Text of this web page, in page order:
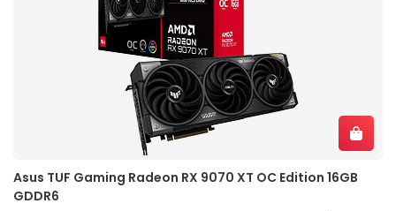
Asus TUF Gaming Radeon RX 9070 XT OC Edition 16GB
GDDR6